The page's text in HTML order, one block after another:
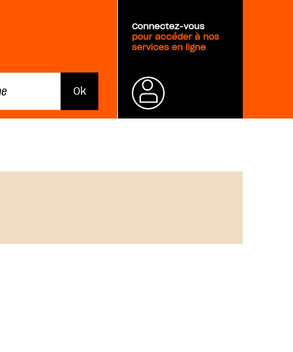
Connectez-vous
pour accéder à nos
services en ligne